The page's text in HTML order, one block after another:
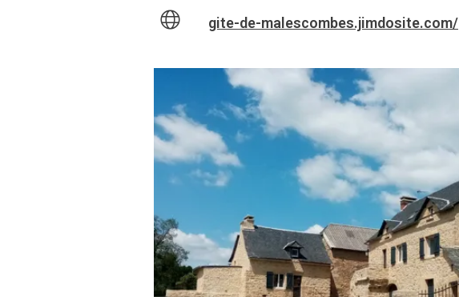
gite-de-malescombes.jimdosite.com/